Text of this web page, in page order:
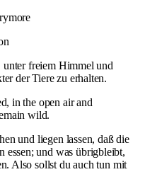
freiem Himmel und
der Tiere zu erhalten.
in the open air and
wild.
und liegen lassen, daß die
essen; und was übrigbleibt,
Also sollst du auch tun mit